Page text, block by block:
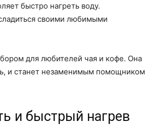
быстро нагреть воду.
своими любимыми
для любителей чая и кофе. Она
и станет незаменимым помощником
и быстрый нагрев